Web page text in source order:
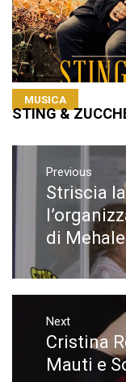
MUSICA
STING &
Navigazione
articoli
Previous
Previous
post:
Striscia
di
Next
Next
post:
Cristina
Mauti e